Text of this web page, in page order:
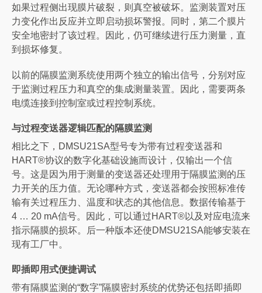
如果过程侧出现膜片破裂，则真空被破坏。监测装置对压
力变化作出反应并立即启动损坏警报。同时，第二个膜片
安全地密封了该过程。因此，仍可继续进行压力测量，直
到损坏修复。
以前的隔膜监测系统使用两个独立的输出信号，分别对应
于监测过程压力和真空的集成测量装置。因此，需要两条
电缆连接到控制室或过程控制系统。
与过程变送器逻辑匹配的隔膜监测
相比之下，DMSU21SA型号专为带有过程变送器和
HART®协议的数字化基础设施而设计，仅输出一个信
号。这是因为用于测量的变送器还处理用于隔膜监测的压
力开关的压力值。无论哪种方式，变送器都会按照标准传
输有关过程压力、温度和状态的其他信息。数据传输基于
4 … 20 mA信号。因此，可以通过HART®以及对应电流来
指示隔膜的损坏。后一种版本还使DMSU21SA能够安装在
现有工厂中。
即插即用式便捷调试
带有隔膜监测的“数字”隔膜密封系统的优势还包括即插即